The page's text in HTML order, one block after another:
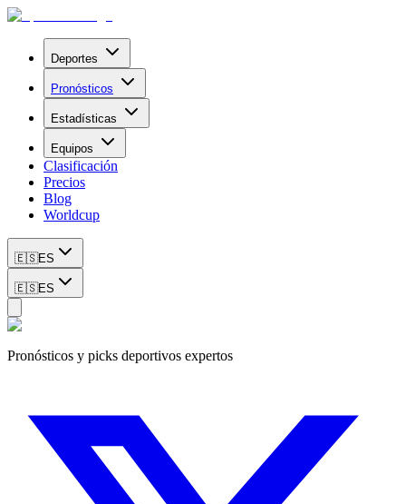
Deportes
Pronósticos
Estadísticas
Equipos
Clasificación
Precios
Blog
Worldcup
🇪🇸ES
🇪🇸ES
Pronósticos y picks deportivos expertos